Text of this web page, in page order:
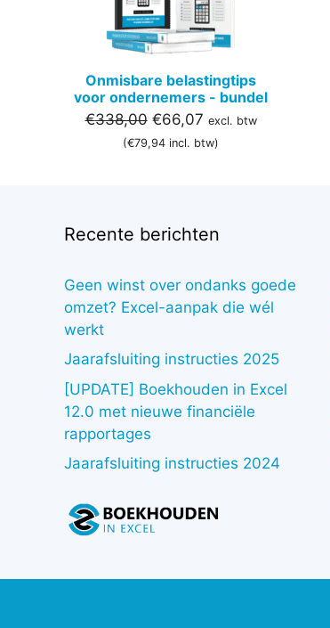
Onmisbare belastingtips
voor ondernemers - bundel
€338,00 Oorspronkelijke
prijs
€66,07Huidige
prijs
excl. btw
(€79,94 incl. btw)
Recente berichten
Geen winst over ondanks goede
omzet? Excel-aanpak die wél
werkt
Jaarafsluiting instructies 2025
[UPDATE] Boekhouden in Excel
12.0 met nieuwe financiële
rapportages
Jaarafsluiting instructies 2024